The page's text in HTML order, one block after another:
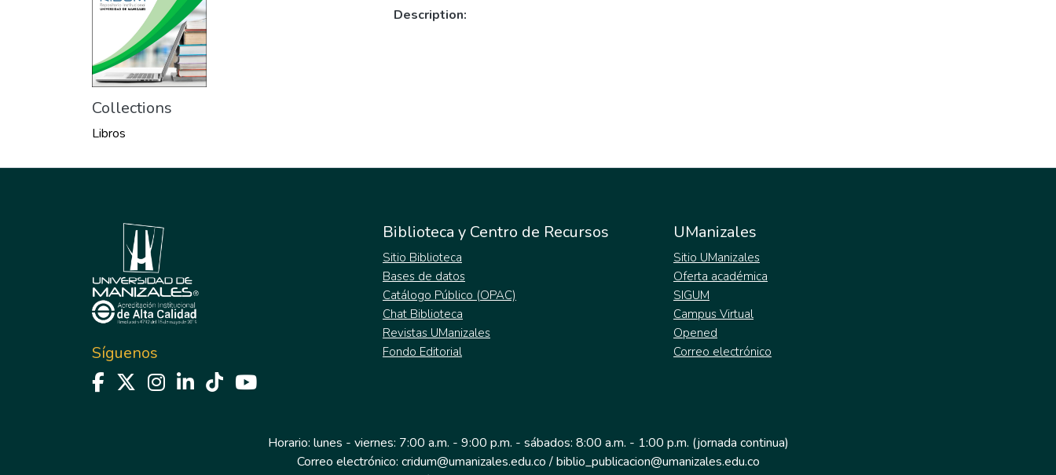
Description:
Collections
Libros
Síguenos
Biblioteca y Centro de Recursos
Sitio Biblioteca
Bases de datos
Catálogo Público (OPAC)
Chat Biblioteca
Revistas UManizales
Fondo Editorial
UManizales
Sitio UManizales
Oferta académica
SIGUM
Campus Virtual
Opened
Correo electrónico
Horario: lunes - viernes: 7:00 a.m. - 9:00 p.m. - sábados: 8:00 a.m. - 1:00 p.m. (jornada continua)
Correo electrónico: cridum@umanizales.edu.co / biblio_publicacion@umanizales.edu.co